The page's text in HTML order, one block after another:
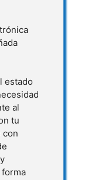
estado
al
tu
con